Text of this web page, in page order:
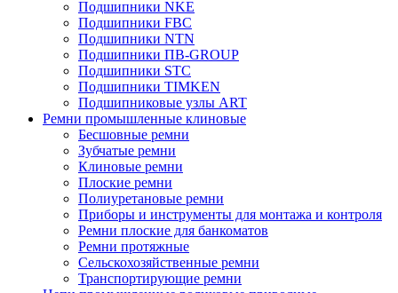
Подшипники NKE
Подшипники FBC
Подшипники NTN
Подшипники ПВ-GROUP
Подшипники STC
Подшипники TIMKEN
Подшипниковые узлы ART
Ремни промышленные клиновые
Бесшовные ремни
Зубчатые ремни
Клиновые ремни
Плоские ремни
Полиуретановые ремни
Приборы и инструменты для монтажа и контроля
Ремни плоские для банкоматов
Ремни протяжные
Сельскохозяйственные ремни
Транспортирующие ремни